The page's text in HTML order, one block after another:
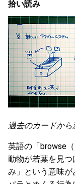
拾い読み
過去のカードから
英語の「browse
動物が若葉を見
み」という意味